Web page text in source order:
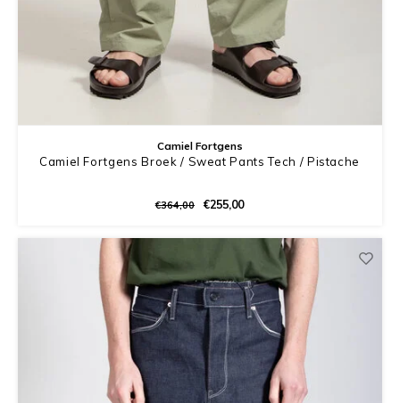
Camiel Fortgens
Camiel Fortgens Broek / Sweat Pants Tech / Pistache
€364,00 €255,00